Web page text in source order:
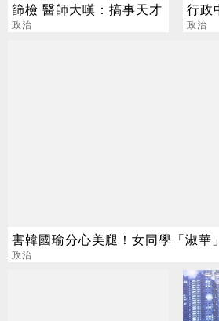
篩檢 醫師大嘆：搞事天才
政治
行政
人」
政治
害韓國瑜分心美腿！女同學「淑華
政治